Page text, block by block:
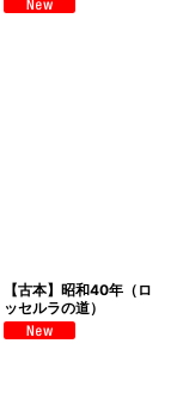
【古本】昭和40年（ロ
ッセルラの道）